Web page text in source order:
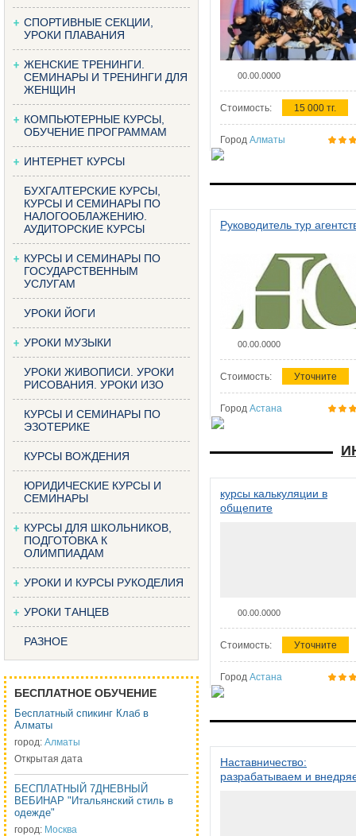
СПОРТИВНЫЕ СЕКЦИИ,
УРОКИ ПЛАВАНИЯ
ЖЕНСКИЕ ТРЕНИНГИ.
СЕМИНАРЫ И ТРЕНИНГИ ДЛЯ
ЖЕНЩИН
КОМПЬЮТЕРНЫЕ КУРСЫ,
ОБУЧЕНИЕ ПРОГРАММАМ
ИНТЕРНЕТ КУРСЫ
БУХГАЛТЕРСКИЕ КУРСЫ,
КУРСЫ И СЕМИНАРЫ ПО
НАЛОГООБЛАЖЕНИЮ.
АУДИТОРСКИЕ КУРСЫ
КУРСЫ И СЕМИНАРЫ ПО
ГОСУДАРСТВЕННЫМ
УСЛУГАМ
УРОКИ ЙОГИ
УРОКИ МУЗЫКИ
УРОКИ ЖИВОПИСИ. УРОКИ
РИСОВАНИЯ. УРОКИ ИЗО
КУРСЫ И СЕМИНАРЫ ПО
ЭЗОТЕРИКЕ
КУРСЫ ВОЖДЕНИЯ
ЮРИДИЧЕСКИЕ КУРСЫ И
СЕМИНАРЫ
КУРСЫ ДЛЯ ШКОЛЬНИКОВ,
ПОДГОТОВКА К
ОЛИМПИАДАМ
УРОКИ И КУРСЫ РУКОДЕЛИЯ
УРОКИ ТАНЦЕВ
РАЗНОЕ
БЕСПЛАТНОЕ ОБУЧЕНИЕ
Бесплатный спикинг Клаб в
Алматы
город: Алматы
Открытая дата
БЕСПЛАТНЫЙ 7ДНЕВНЫЙ
ВЕБИНАР "Итальянский стиль в
одежде"
город: Москва
00.00.0000
Стоимость: 15 000 тг.
Город Алматы
Руководитель тур
00.00.0000
Стоимость: Уточните
Город Астана
курсы калькуляции в
общепите
00.00.0000
Стоимость: Уточните
Город Астана
Наставничество:
разрабатываем и